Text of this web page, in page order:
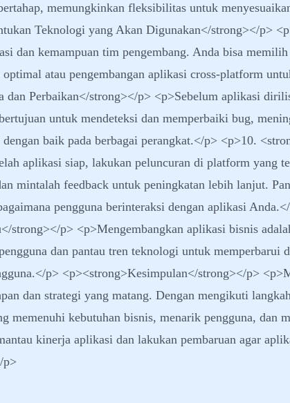
memungkinkan fleksibilitas untuk
Teknologi yang Akan Digunakan</strong></p>
dan kemampuan tim pengembang. Anda bisa memilih
atau pengembangan aplikasi cross-platform
Perbaikan</strong></p> <p>Sebelum aplikasi
untuk mendeteksi dan memperbaiki bug,
baik pada berbagai perangkat.</p> <p>10.
aplikasi siap, lakukan peluncuran di platform yang
mintalah feedback untuk peningkatan lebih lanjut.
pengguna berinteraksi dengan aplikasi
strong></p> <p>Mengembangkan aplikasi bisnis
dan pantau tren teknologi untuk memperbarui
p> <p><strong>Kesimpulan</strong></p>
dan strategi yang matang. Dengan mengikuti
memenuhi kebutuhan bisnis, menarik pengguna, dan
kinerja aplikasi dan lakukan pembaruan agar
p>